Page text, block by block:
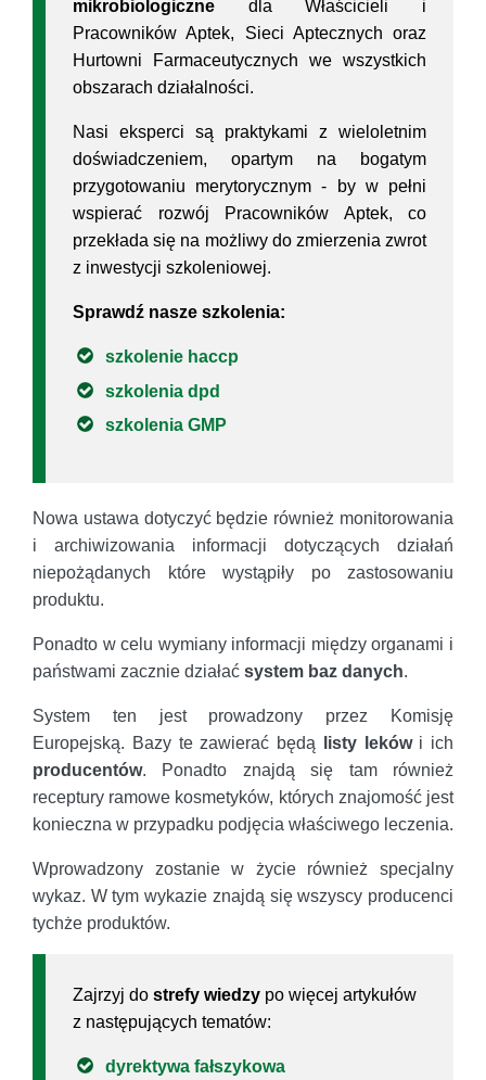
mikrobiologiczne dla Właścicieli i
Pracowników Aptek, Sieci Aptecznych oraz
Hurtowni Farmaceutycznych we wszystkich
obszarach działalności.
Nasi eksperci są praktykami z wieloletnim
doświadczeniem, opartym na bogatym
przygotowaniu merytorycznym - by w pełni
wspierać rozwój Pracowników Aptek, co
przekłada się na możliwy do zmierzenia zwrot
z inwestycji szkoleniowej.
Sprawdź nasze szkolenia:
szkolenie haccp
szkolenia dpd
szkolenia GMP
Nowa ustawa dotyczyć będzie również monitorowania
i archiwizowania informacji dotyczących działań
niepożądanych które wystąpiły po zastosowaniu
produktu.
Ponadto w celu wymiany informacji między organami i
państwami zacznie działać system baz danych.
System ten jest prowadzony przez Komisję
Europejską. Bazy te zawierać będą listy lekówi ich
producentów. Ponadto znajdą się tam również
receptury ramowe kosmetyków, których znajomość jest
konieczna w przypadku podjęcia właściwego leczenia.
Wprowadzony zostanie w życie również specjalny
wykaz. W tym wykazie znajdą się wszyscy producenci
tychże produktów.
Zajrzyj do strefy wiedzy po więcej artykułów
z następujących tematów:
dyrektywa fałszykowa